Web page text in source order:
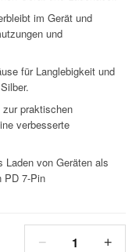
im Gerät und
und
für Langlebigkeit und
praktischen
verbesserte
Laden von Geräten als
PD 7-Pin
− 1 +